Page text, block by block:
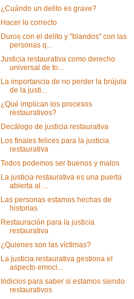
¿Cuándo un delito es grave?
Hacer lo correcto
Duros con el delito y "blandos" con las
personas q...
Justicia restaurativa como derecho
universal de to...
La importancia de no perder la brújula
de la justi...
¿Qué implican los procesos
restaurativos?
Decálogo de justicia restaurativa
Los finales felices para la justicia
restaurativa
Todos podemos ser buenos y malos
La justicia restaurativa es una puerta
abierta al ...
Las personas estamos hechas de
historias
Restauración para la justicia
restaurativa
¿Quienes son las víctimas?
La justicia restaurativa gestiona el
aspecto emoci...
Indicios para saber si estamos siendo
restaurativos